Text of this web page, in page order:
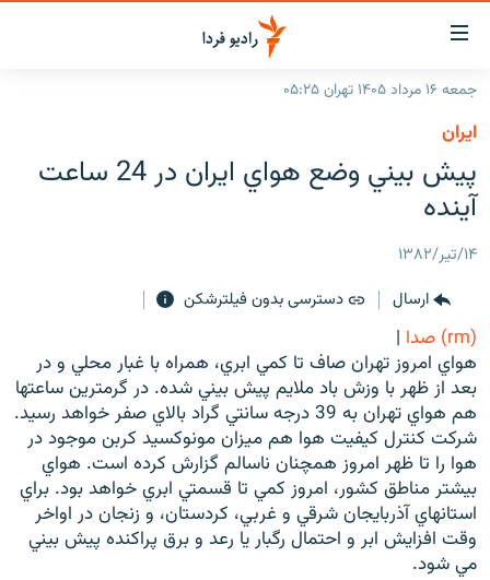
لینک‌های
قابلیت
دسترسی
بازگشت
منوی
اصلی
رفتن
صفحه
جستجو
ایران
جهان
برنامه‌های رادیویی
فرکانس‌ها
پادکست
چندرسانه‌ای
گزارش‌های تصویری
گزارش‌های ویدئویی
زنان فردا
English
به ما بپیوندید
جمعه ۱۶ مرداد ۱۴۰۵ تهران ۰۵:۲۵
ايران
پيش بيني وضع هواي ايران در 24 ساعت
آينده
۱۴/تیر/۱۳۸۲
ارسال
دسترسی بدون فیلترشکن
(rm) صدا
|
هواي امروز تهران صاف تا کمي ابري، همراه با غبار محلي و در
بعد از ظهر با وزش باد ملايم پيش بيني شده. در گرمترين ساعتها
هم هواي تهران به 39 درجه سانتي گراد بالاي صفر خواهد رسيد.
شرکت کنترل کيفيت هوا هم ميزان مونوکسيد کربن موجود در
هوا را تا ظهر امروز همچنان ناسالم گزارش کرده است. هواي
بيشتر مناطق کشور، امروز کمي تا قسمتي ابري خواهد بود. براي
استانهاي آذربايجان شرقي و غربي، کردستان، و زنجان در اواخر
وقت افزايش ابر و احتمال رگبار يا رعد و برق پراکنده پيش بيني
مي شود.